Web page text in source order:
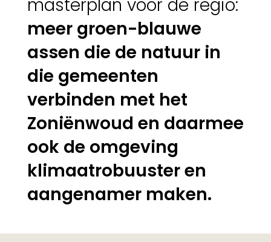
masterplan voor de regio:
meer groen-blauwe
assen die de natuur in
die gemeenten
verbinden met het
Zoniënwoud en daarmee
ook de omgeving
klimaatrobuuster en
aangenamer maken.